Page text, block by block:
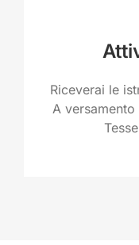
Riceverai le
A